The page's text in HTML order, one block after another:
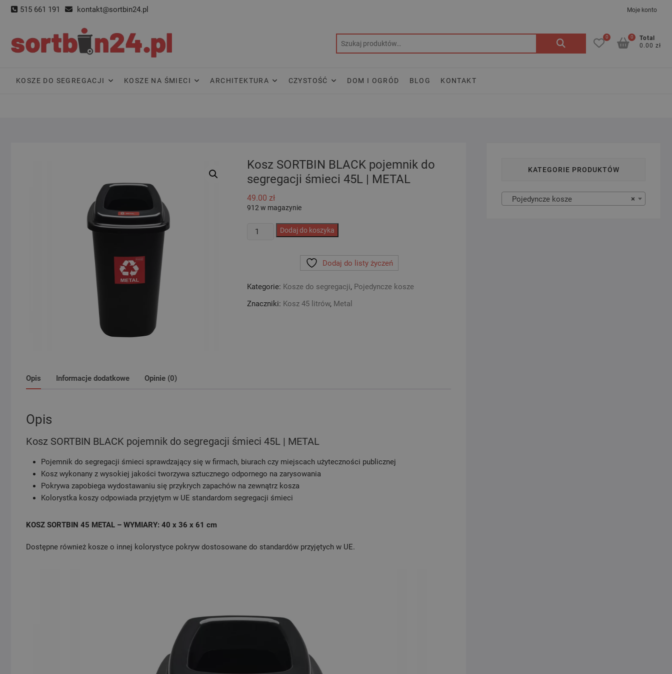
Skip
515 661 191 kontakt@sortbin24.pl Moje konto
Szukaj: 0
Total
0.00 zł
0
KOSZE DO SEGREGACJI KOSZE NA ŚMIECI ARCHITEKTURA CZYSTOŚĆ DOM I OGRÓD BLOG KONTAKT
Kosz SORTBIN BLACK pojemnik do
segregacji śmieci 45L | METAL
49.00 zł
912 w magazynie
ilość
do
segregacji
Dodaj do koszyka
Dodaj do listy życzeń
Kategorie: Kosze do segregacji, Pojedyncze kosze
Znaczniki: Kosz 45 litrów, Metal
Opis Informacje dodatkowe Opinie (0)
Opis
Kosz SORTBIN BLACK pojemnik do segregacji śmieci 45L | METAL
Pojemnik do segregacji śmieci sprawdzający się w firmach, biurach czy miejscach użyteczności publicznej
Kosz wykonany z wysokiej jakości tworzywa sztucznego odpornego na zarysowania
Pokrywa zapobiega wydostawaniu się przykrych zapachów na zewnątrz kosza
Kolorystka koszy odpowiada przyjętym w UE standardom segregacji śmieci
KOSZ SORTBIN 45 METAL – WYMIARY: 40 x 36 x 61 cm
Dostępne również kosze o innej kolorystyce pokryw dostosowane do standardów przyjętych w UE.
KATEGORIE PRODUKTÓW
×
Pojedyncze kosze